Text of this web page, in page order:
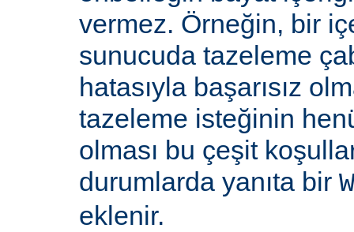
vermez. Örneğin, bir
sunucuda tazeleme
hatasıyla başarısız
tazeleme isteğinin
olması bu çeşit
durumlarda yanıta bir
eklenir.